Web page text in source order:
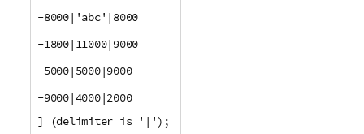
-8000|'abc'|8000
-1800|11000|9000
-5000|5000|9000
-9000|4000|2000
] (delimiter is '|');